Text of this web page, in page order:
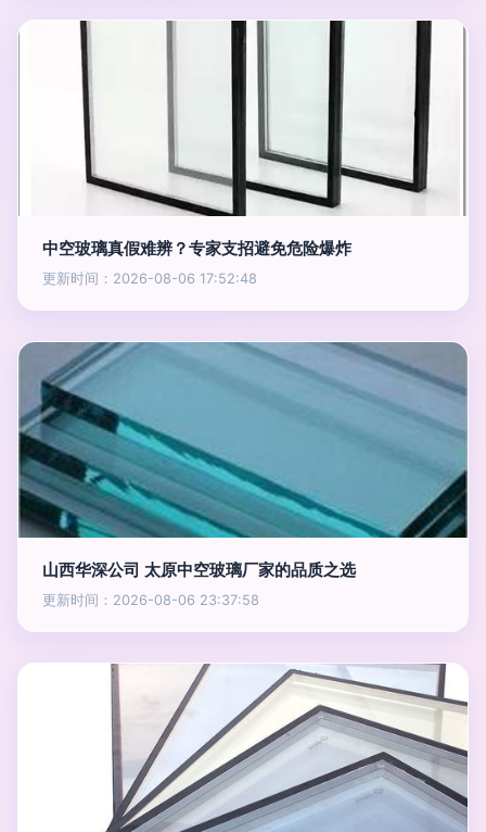
中空玻璃真假难辨？专家支招避免危险爆炸
更新时间：2026-08-06 17:52:48
山西华深公司 太原中空玻璃厂家的品质之选
更新时间：2026-08-06 23:37:58